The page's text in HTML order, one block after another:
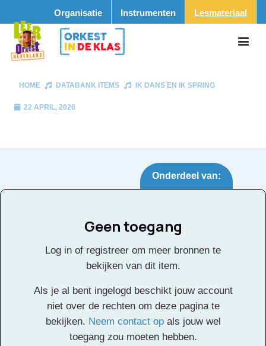
Organisatie Instrumenten Lesmateriaal
HOME DATABANK ITEMS IK DANS EN IK SPRING
22 APRIL, 2026
Onderdeel van:
Ik Dans en ik spring
Facebook
TwitterEmailPinterestLinkedIn
Delen
Geen toegang
Log in of registreer om meer bronnen te
bekijken van dit item.
Als je al bent ingelogd beschikt jouw account
niet over de rechten om deze pagina te
bekijken. Neem contact opals jouw wel
toegang zou moeten hebben.
Alle rechten voorbehouden